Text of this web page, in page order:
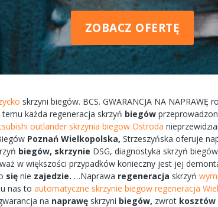
ZOBACZ OFERTĘ
skrzyni biegów. BCS. GWARANCJA NA NAPRAWĘ
temu każda regeneracja skrzyń biegów
outlander skrzynia biegow Ostroda
Poznań Wielkopolska, Strzeszyńska oferuje
biegów, skrzynie DSG, diagnostyka skrzyń
w większości przypadków konieczny jest jej
się nie zajedzie. …Naprawa regeneracja skrzyń
nas to automatyczne skrzynie biegow regeneracja
na naprawę skrzyni biegów, zwrot kosztów